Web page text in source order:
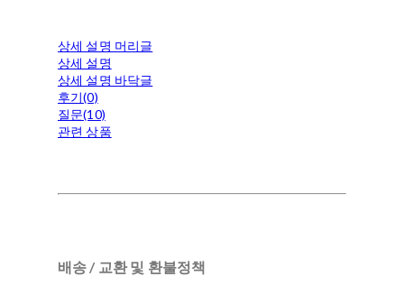
상세 설명 머리글
상세 설명
상세 설명 바닥글
후기(0)
질문(10)
관련 상품
배송 / 교환 및 환불정책